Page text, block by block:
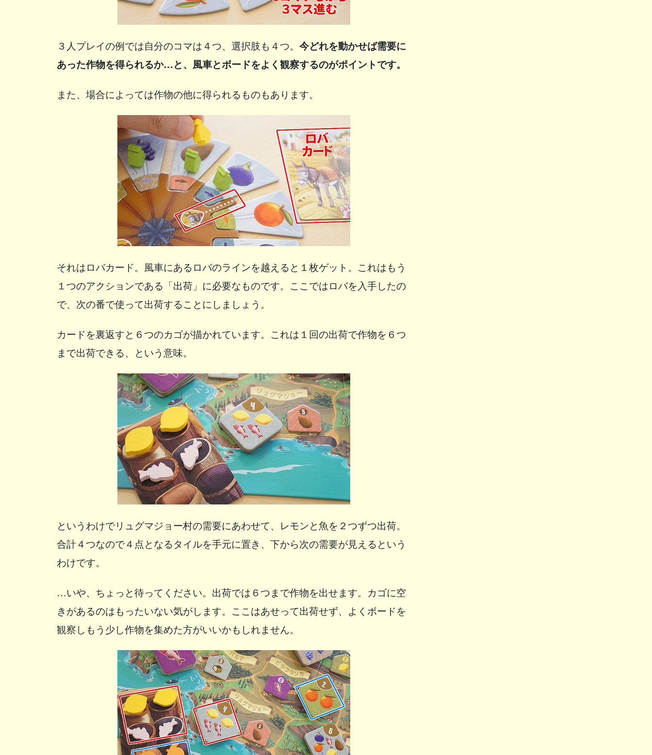
３人プレイの例では自分のコマは４つ、選択肢も４つ。 今どれを動かせば需要に
あった作物を得られるか…と、風車とボードをよく観察するのがポイントです。
また、場合によっては作物の他に得られるものもあります。
それはロバカード。風車にあるロバのラインを越えると１枚ゲット。これはもう
１つのアクションである「出荷」に必要なものです。ここではロバを入手したの
で、次の番で使って出荷することにしましょう。
カードを裏返すと６つのカゴが描かれています。これは１回の出荷で作物を６つ
まで出荷できる、という意味。
というわけでリュグマジョー村の需要にあわせて、レモンと魚を２つずつ出荷。
合計４つなので４点となるタイルを手元に置き、下から次の需要が見えるという
わけです。
…いや、ちょっと待ってください。出荷では６つまで作物を出せます。カゴに空
きがあるのはもったいない気がします。ここはあせって出荷せず、よくボードを
観察しもう少し作物を集めた方がいいかもしれません。